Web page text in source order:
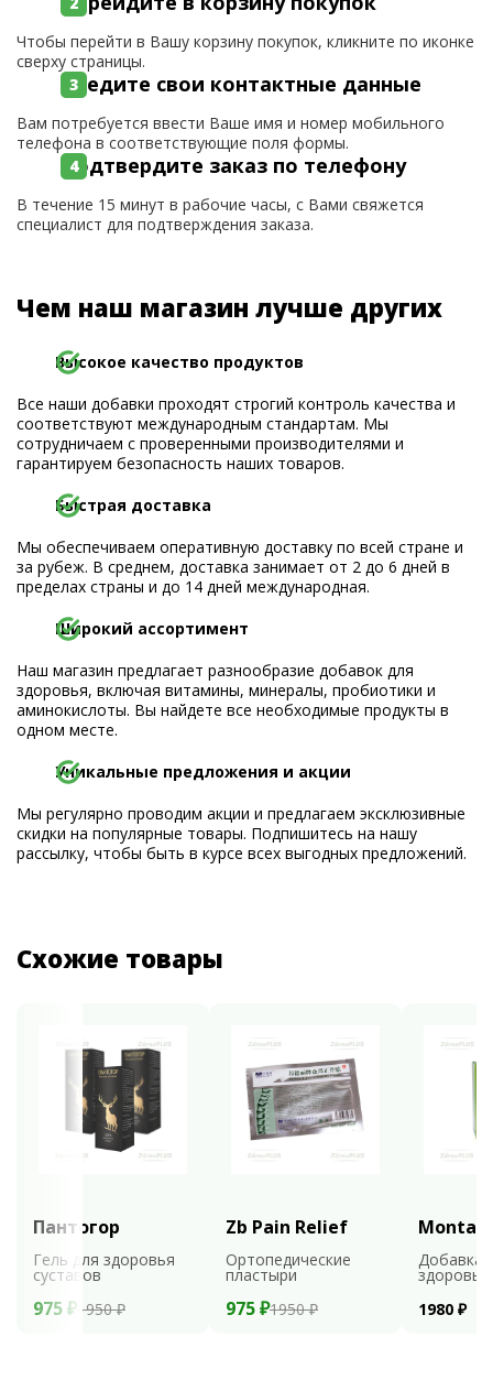
Чтобы перейти в Вашу корзину покупок, кликните по иконке
сверху страницы.
Введите свои контактные данные
Вам потребуется ввести Ваше имя и номер мобильного
телефона в соответствующие поля формы.
Подтвердите заказ по телефону
В течение 15 минут в рабочие часы, с Вами свяжется
специалист для подтверждения заказа.
Чем наш магазин лучше других
Высокое качество продуктов
Все наши добавки проходят строгий контроль качества и
соответствуют международным стандартам. Мы
сотрудничаем с проверенными производителями и
гарантируем безопасность наших товаров.
Быстрая доставка
Мы обеспечиваем оперативную доставку по всей стране и
за рубеж. В среднем, доставка занимает от 2 до 6 дней в
пределах страны и до 14 дней международная.
Широкий ассортимент
Наш магазин предлагает разнообразие добавок для
здоровья, включая витамины, минералы, пробиотики и
аминокислоты. Вы найдете все необходимые продукты в
одном месте.
Уникальные предложения и акции
Мы регулярно проводим акции и предлагаем эксклюзивные
скидки на популярные товары. Подпишитесь на нашу
рассылку, чтобы быть в курсе всех выгодных предложений.
Схожие товары
Пантогор
Гель для здоровья
суставов
975 ₽ 1950 ₽
Zb Pain Relief
Ортопедические
пластыри
975 ₽1950 ₽
Добавка
здоровья
1980 ₽